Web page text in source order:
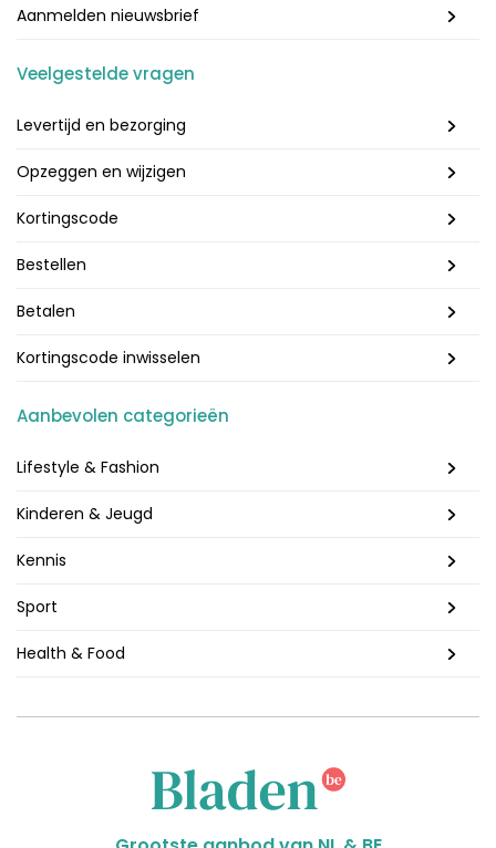
Aanmelden nieuwsbrief
Veelgestelde vragen
Levertijd en bezorging
Opzeggen en wijzigen
Kortingscode
Bestellen
Betalen
Kortingscode inwisselen
Aanbevolen categorieën
Lifestyle & Fashion
Kinderen & Jeugd
Kennis
Sport
Health & Food